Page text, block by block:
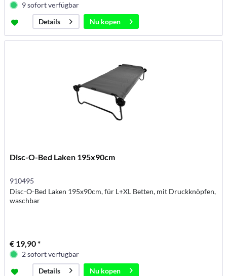
9 sofort verfügbar
Details
Nu kopen
Disc-O-Bed Laken 195x90cm
910495
Disc-O-Bed Laken 195x90cm, für L+XL Betten, mit Druckknöpfen,
waschbar
€ 19,90 *
2 sofort verfügbar
Details
Nu kopen